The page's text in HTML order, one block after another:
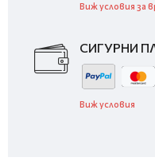
Виж условия за
СИГУРНИ
Виж условия